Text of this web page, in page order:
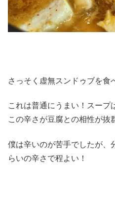
さっそく虚無スンドゥブを食
これは普通にうまい！スープ
この辛さが豆腐との相性が抜
僕は辛いのが苦手でしたが、
らいの辛さで程よい！